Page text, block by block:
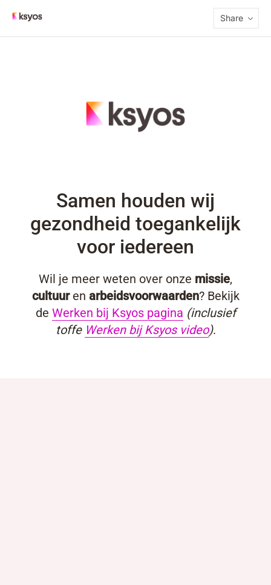
Share
Samen houden wij
gezondheid toegankelijk
voor iedereen
Wil je meer weten over onze missie,
cultuuren arbeidsvoorwaarden? Bekijk
de Werken bij Ksyos pagina (inclusief
toffe Werken bij Ksyos video).